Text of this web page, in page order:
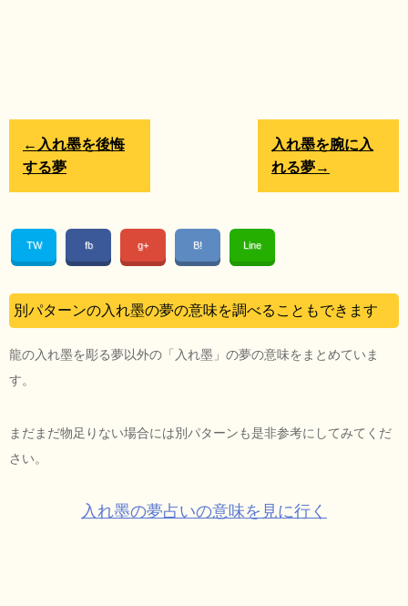
入れ墨を腕に入
れる夢→
←入れ墨を後悔
する夢
TW fb g+ B! Line
別パターンの入れ墨の夢の意味を調べることもできます
龍の入れ墨を彫る夢以外の「入れ墨」の夢の意味をまとめていま
す。
まだまだ物足りない場合には別パターンも是非参考にしてみてくだ
さい。
入れ墨の夢占いの意味を見に行く